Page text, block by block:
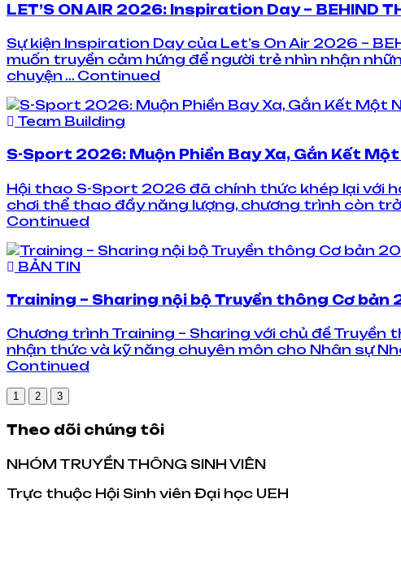
LET’S ON AIR 2026: Inspiration Day –
Sự kiện Inspiration Day của Let’s On Air 2026 –
muốn truyền cảm hứng để người trẻ nhìn nhận
chuyện … Continued
Team Building
S-Sport 2026: Muộn Phiền Bay Xa, Gắn Kết Một
Hội thao S-Sport 2026 đã chính thức khép lại với
chơi thể thao đầy năng lượng, chương trình còn
Continued
BẢN TIN
Training – Sharing nội bộ Truyền thông Cơ bản
Chương trình Training – Sharing với chủ đề
nhận thức và kỹ năng chuyên môn cho Nhân sự
Continued
1 2 3
Theo dõi chúng tôi
NHÓM TRUYỀN THÔNG SINH VIÊN
Trực thuộc Hội Sinh viên Đại học UEH